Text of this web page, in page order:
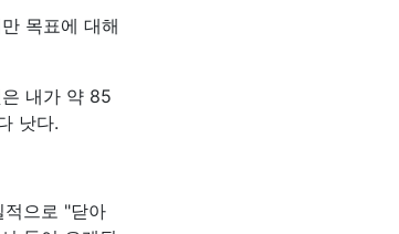
목표에 대해
내가 약 85
낫다.
적으로 "닫아